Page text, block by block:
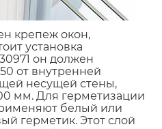
крепеж окон,
установка
он должен
от внутренней
несущей стены,
мм. Для герметизации
белый или
герметик. Этот слой